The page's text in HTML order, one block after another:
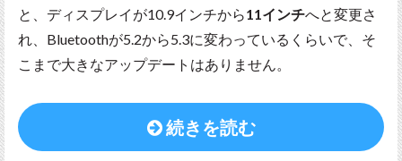
と、ディスプレイが10.9インチから11インチへと変更さ
れ、Bluetoothが5.2から5.3に変わっているくらいで、そ
こまで大きなアップデートはありません。
続きを読む